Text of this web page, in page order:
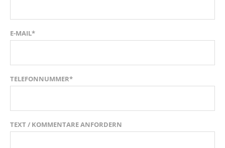
E-MAIL*
TELEFONNUMMER*
TEXT / KOMMENTARE ANFORDERN